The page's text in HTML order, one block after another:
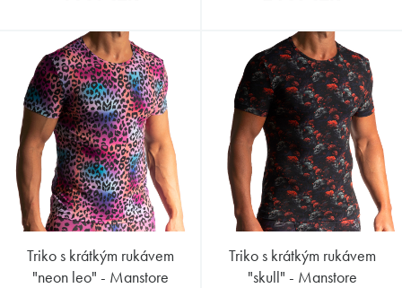
triko s krátkým rukávem
"neon leo" - Manstore
triko s krátkým rukávem
"skull" - Manstore